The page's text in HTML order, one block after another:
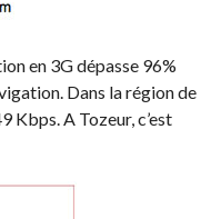
en 3G dépasse 96%
Dans la région de
Kbps. A Tozeur, c’est